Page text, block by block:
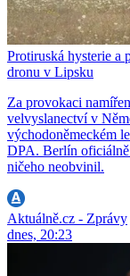
Protiruská hysterie a
dronu v Lipsku
Za provokaci
velvyslanectví v
východoněmeckém
DPA. Berlín
ničeho neobvinil.
Aktuálně.cz - Zprávy
dnes, 20:23